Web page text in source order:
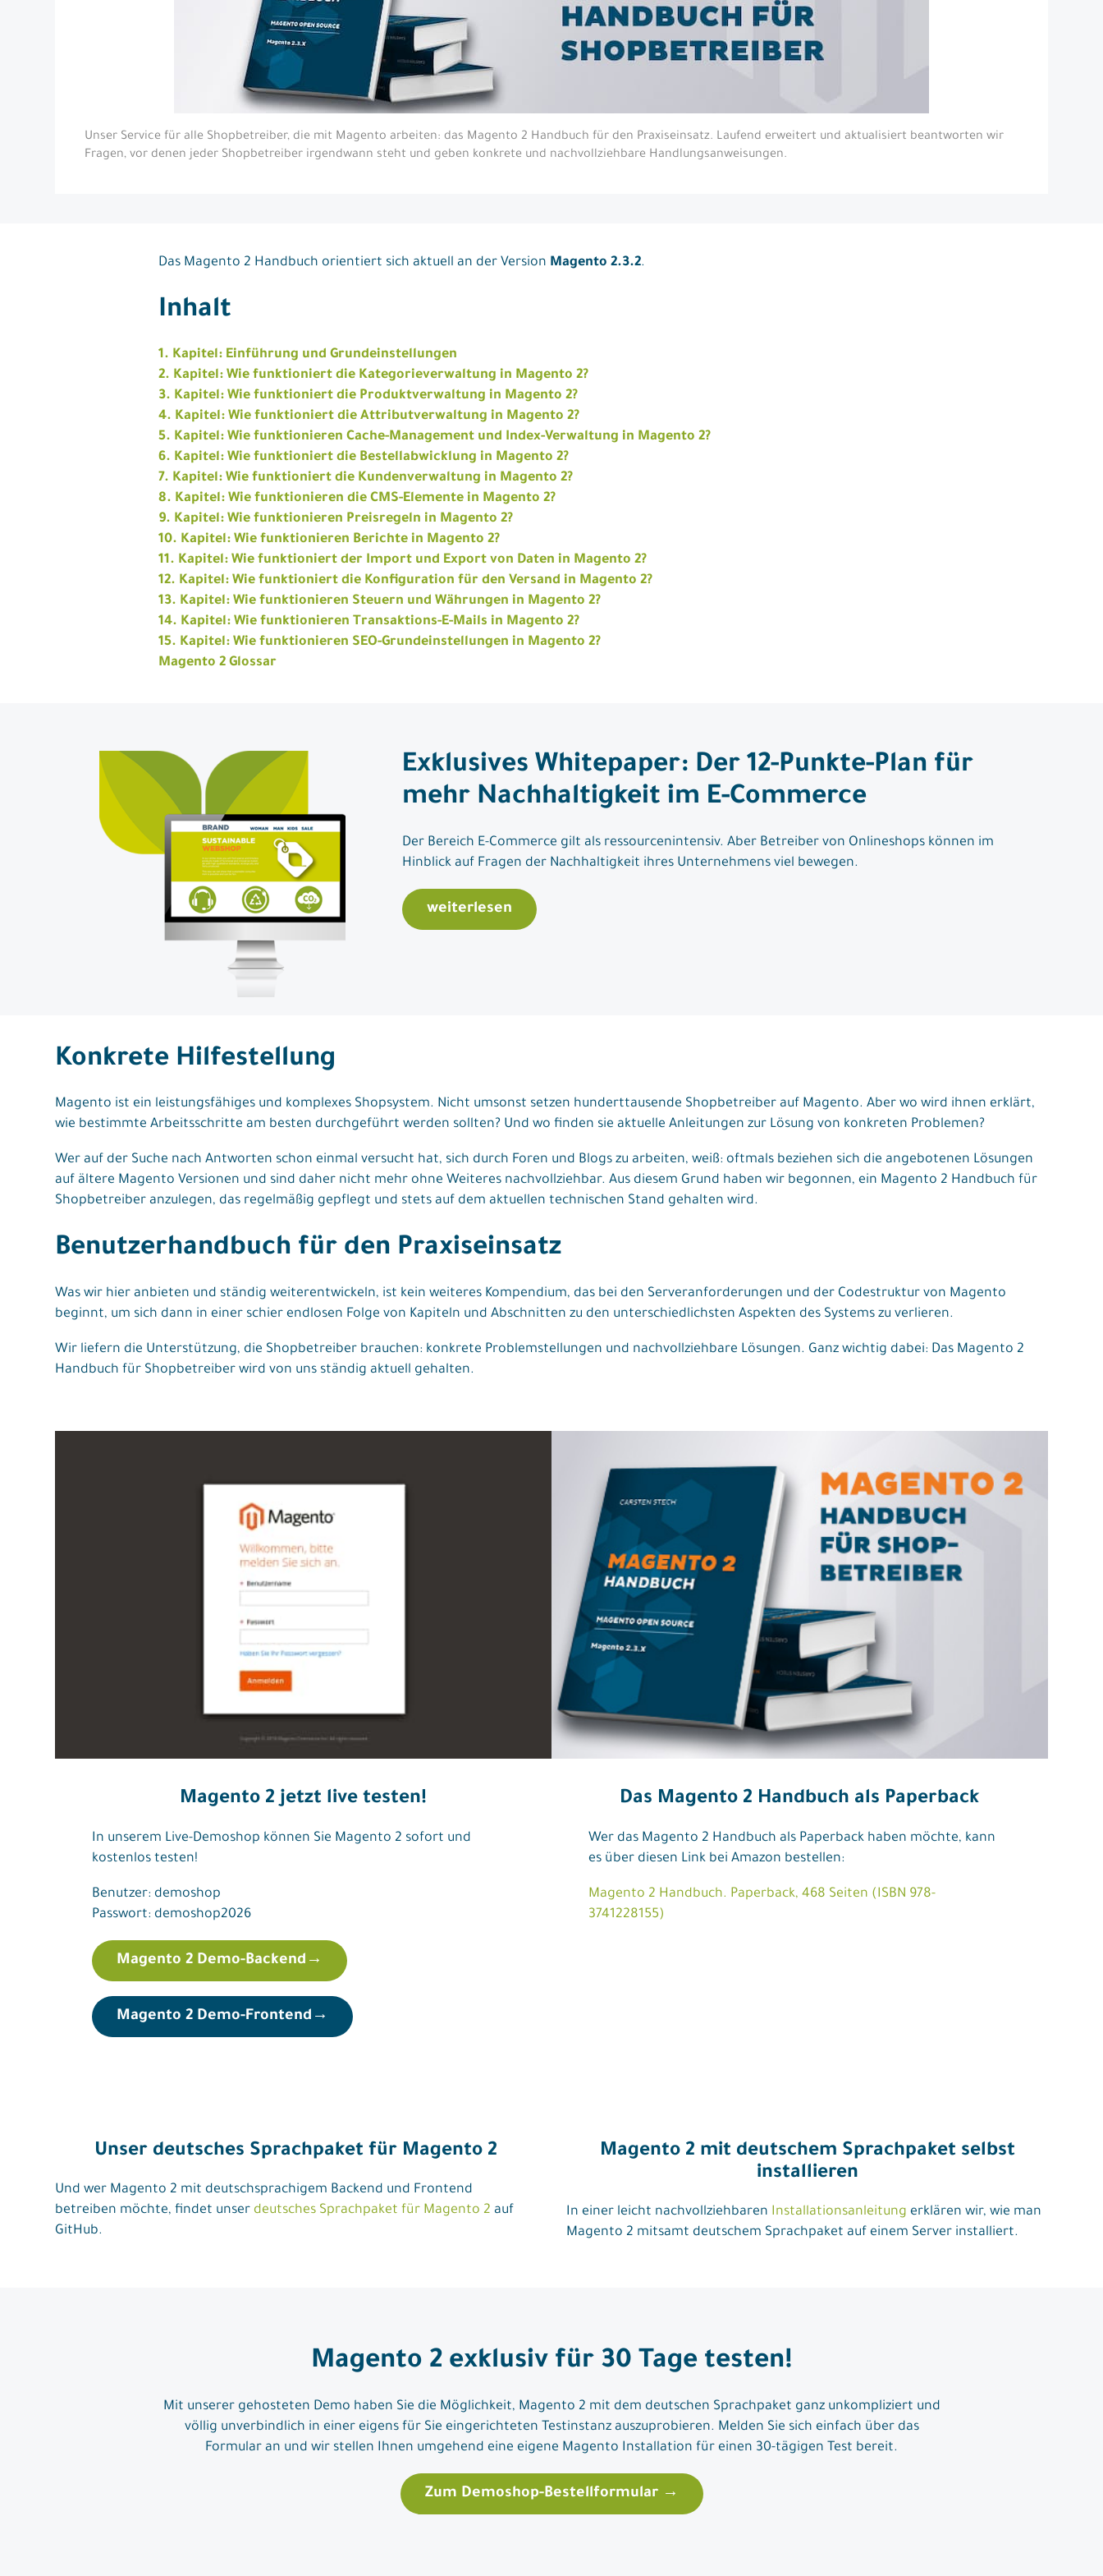
Agentur
Unser Service für alle Shopbetreiber, die mit Magento arbeiten: das Magento 2 Handbuch für den Praxiseinsatz. Laufend erweitert und aktualisiert beantworten wir
Fragen, vor denen jeder Shopbetreiber irgendwann steht und geben konkrete und nachvollziehbare Handlungsanweisungen.
Das Magento 2 Handbuch orientiert sich aktuell an der Version Magento 2.3.2.
Inhalt
1. Kapitel: Einführung und Grundeinstellungen
2. Kapitel: Wie funktioniert die Kategorieverwaltung in Magento 2?
3. Kapitel: Wie funktioniert die Produktverwaltung in Magento 2?
4. Kapitel: Wie funktioniert die Attributverwaltung in Magento 2?
5. Kapitel: Wie funktionieren Cache-Management und Index-Verwaltung in Magento 2?
6. Kapitel: Wie funktioniert die Bestellabwicklung in Magento 2?
7. Kapitel: Wie funktioniert die Kundenverwaltung in Magento 2?
8. Kapitel: Wie funktionieren die CMS-Elemente in Magento 2?
9. Kapitel: Wie funktionieren Preisregeln in Magento 2?
10. Kapitel: Wie funktionieren Berichte in Magento 2?
11. Kapitel: Wie funktioniert der Import und Export von Daten in Magento 2?
12. Kapitel: Wie funktioniert die Konfiguration für den Versand in Magento 2?
13. Kapitel: Wie funktionieren Steuern und Währungen in Magento 2?
14. Kapitel: Wie funktionieren Transaktions-E-Mails in Magento 2?
15. Kapitel: Wie funktionieren SEO-Grundeinstellungen in Magento 2?
Magento 2 Glossar
Exklusives Whitepaper: Der 12-Punkte-Plan für
mehr Nachhaltigkeit im E-Commerce
Der Bereich E-Commerce gilt als ressourcenintensiv. Aber Betreiber von Onlineshops können im
Hinblick auf Fragen der Nachhaltigkeit ihres Unternehmens viel bewegen.
weiterlesen
Konkrete Hilfestellung
Magento ist ein leistungsfähiges und komplexes Shopsystem. Nicht umsonst setzen hunderttausende Shopbetreiber auf Magento. Aber wo wird ihnen erklärt,
wie bestimmte Arbeitsschritte am besten durchgeführt werden sollten? Und wo finden sie aktuelle Anleitungen zur Lösung von konkreten Problemen?
Wer auf der Suche nach Antworten schon einmal versucht hat, sich durch Foren und Blogs zu arbeiten, weiß: oftmals beziehen sich die angebotenen Lösungen
auf ältere Magento Versionen und sind daher nicht mehr ohne Weiteres nachvollziehbar. Aus diesem Grund haben wir begonnen, ein Magento 2 Handbuch für
Shopbetreiber anzulegen, das regelmäßig gepflegt und stets auf dem aktuellen technischen Stand gehalten wird.
Benutzerhandbuch für den Praxiseinsatz
Was wir hier anbieten und ständig weiterentwickeln, ist kein weiteres Kompendium, das bei den Serveranforderungen und der Codestruktur von Magento
beginnt, um sich dann in einer schier endlosen Folge von Kapiteln und Abschnitten zu den unterschiedlichsten Aspekten des Systems zu verlieren.
Wir liefern die Unterstützung, die Shopbetreiber brauchen: konkrete Problemstellungen und nachvollziehbare Lösungen. Ganz wichtig dabei: Das Magento 2
Handbuch für Shopbetreiber wird von uns ständig aktuell gehalten.
Magento 2 jetzt live testen!
In unserem Live-Demoshop können Sie Magento 2 sofort und
kostenlos testen!
Benutzer: demoshop
Passwort: demoshop2026
Magento 2 Demo-Backend →
Magento 2 Demo-Frontend →
Das Magento 2 Handbuch als Paperback
Wer das Magento 2 Handbuch als Paperback haben möchte, kann
es über diesen Link bei Amazon bestellen:
Magento 2 Handbuch. Paperback, 468 Seiten (ISBN 978-
3741228155)
Unser deutsches Sprachpaket für Magento 2
Und wer Magento 2 mit deutschsprachigem Backend und Frontend
betreiben möchte, findet unser deutsches Sprachpaket für Magento 2 auf
GitHub.
Magento 2 mit deutschem Sprachpaket selbst
installieren
In einer leicht nachvollziehbaren Installationsanleitung erklären wir, wie man
Magento 2 mitsamt deutschem Sprachpaket auf einem Server installiert.
Magento 2 exklusiv für 30 Tage testen!
Mit unserer gehosteten Demo haben Sie die Möglichkeit, Magento 2 mit dem deutschen Sprachpaket ganz unkompliziert und
völlig unverbindlich in einer eigens für Sie eingerichteten Testinstanz auszuprobieren. Melden Sie sich einfach über das
Formular an und wir stellen Ihnen umgehend eine eigene Magento Installation für einen 30-tägigen Test bereit.
Zum Demoshop-Bestellformular →